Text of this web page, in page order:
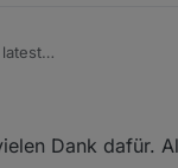
die vorhandenen
Dank dafür.